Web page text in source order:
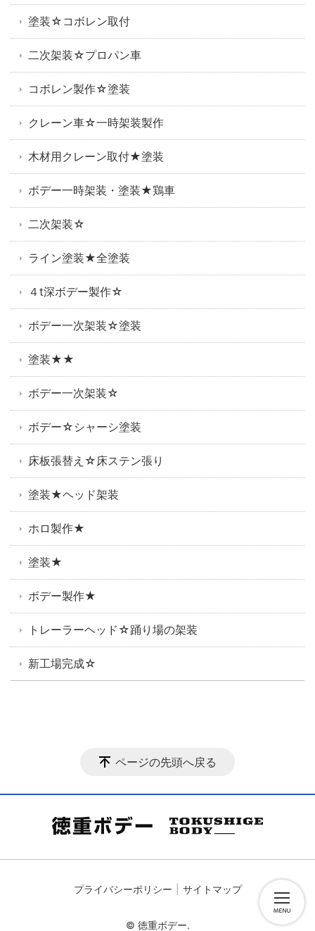
塗装☆コボレン取付
二次架装☆プロパン車
コボレン製作☆塗装
クレーン車☆一時架装製作
木材用クレーン取付★塗装
ボデー一時架装・塗装★鶏車
二次架装☆
ライン塗装★全塗装
４t深ボデー製作☆
ボデー一次架装☆塗装
塗装★★
ボデー一次架装☆
ボデー☆シャーシ塗装
床板張替え☆床ステン張り
塗装★ヘッド架装
ホロ製作★
塗装★
ボデー製作★
トレーラーヘッド☆踊り場の架装
新工場完成☆
ページの先頭へ戻る
プライバシーポリシー サイトマップ
© 徳重ボデー.